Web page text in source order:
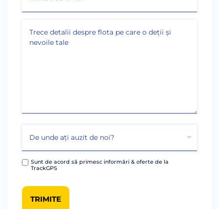
Sunt de acord să primesc informări & oferte de la
TrackGPS